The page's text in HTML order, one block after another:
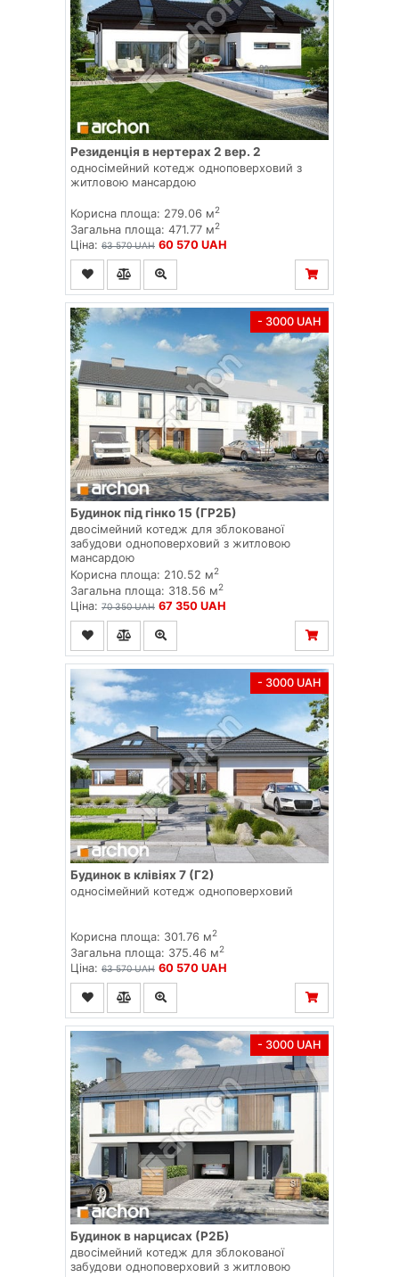
Резиденція в нертерах 2 вер. 2
односімейний котедж одноповерховий з
житловою мансардою
Корисна площа: 279.06 м2
Загальна площа: 471.77 м2
Ціна: 63 570 UAH 60 570 UAH
- 3000 UAH
Будинок під гінко 15 (ГР2Б)
двосімейний котедж для зблокованої
забудови одноповерховий з житловою
мансардою
Корисна площа: 210.52 м2
Загальна площа: 318.56 м2
Ціна: 70 350 UAH 67 350 UAH
- 3000 UAH
Будинок в клівіях 7 (Г2)
односімейний котедж одноповерховий
Корисна площа: 301.76 м2
Загальна площа: 375.46 м2
Ціна: 63 570 UAH 60 570 UAH
- 3000 UAH
Будинок в нарцисах (Р2Б)
двосімейний котедж для зблокованої
забудови одноповерховий з житловою